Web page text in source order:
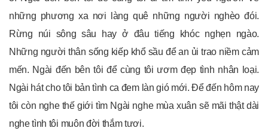
những phương xa nơi làng quê những người nghèo đói.
Rừng núi sông sâu hay ở đâu tiếng khóc nghẹn ngào.
Những người thân sống kiếp khổ sầu để an ủi trao niềm cảm
mến. Ngài đến bên tôi để cùng tôi ươm đẹp tình nhân loại.
Ngài hát cho tôi bản tình ca đem làn gió mới. Để đến hôm nay
tôi còn nghe thế giới tìm Ngài nghe mùa xuân sẽ mãi thật dài
nghe tình tôi muôn đời thắm tươi.